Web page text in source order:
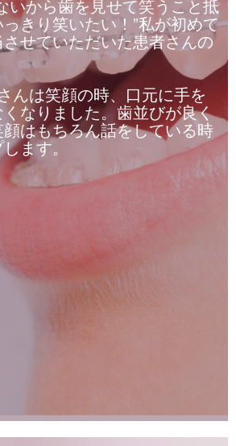
いから歯を見せて笑うこと抵
きり笑いたい！”私が初めて
せていただいた患者さんの
んは笑顔の時、口元に手を
なりました。歯並びが良く
はもちろん話をしている時
ます。